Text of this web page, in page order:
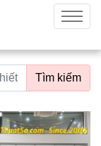
Menu
Tìm kiếm